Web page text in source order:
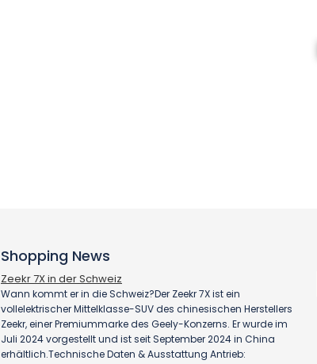
Shopping News
Zeekr 7X in der Schweiz
Wann kommt er in die Schweiz?Der Zeekr 7X ist ein
vollelektrischer Mittelklasse-SUV des chinesischen Herstellers
Zeekr, einer Premiummarke des Geely-Konzerns. Er wurde im
Juli 2024 vorgestellt und ist seit September 2024 in China
erhältlich.Technische Daten & Ausstattung Antrieb: